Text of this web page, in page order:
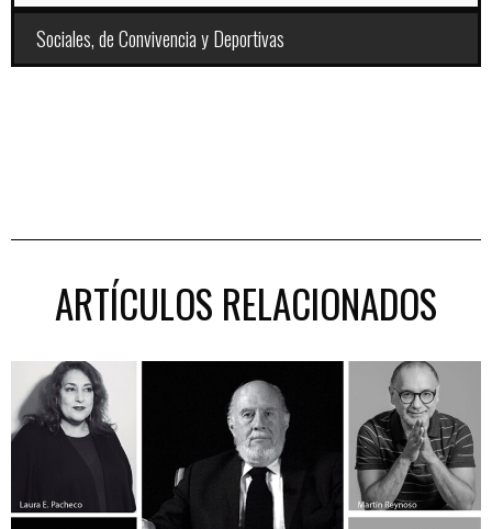
Sociales, de Convivencia y Deportivas
ARTÍCULOS RELACIONADOS